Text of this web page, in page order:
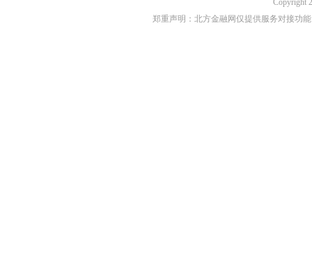
郑重声明：北方金融网仅提供服务对接功